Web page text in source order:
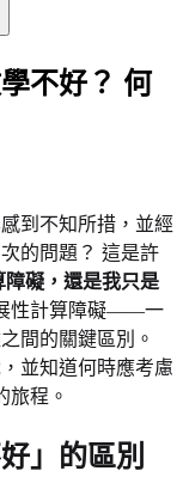
不好？ 何
到不知所措，並經
的問題？ 這是許
礙，還是我只是
性計算障礙——一
間的關鍵區別。
並知道何時應考慮
旅程。
」的區別